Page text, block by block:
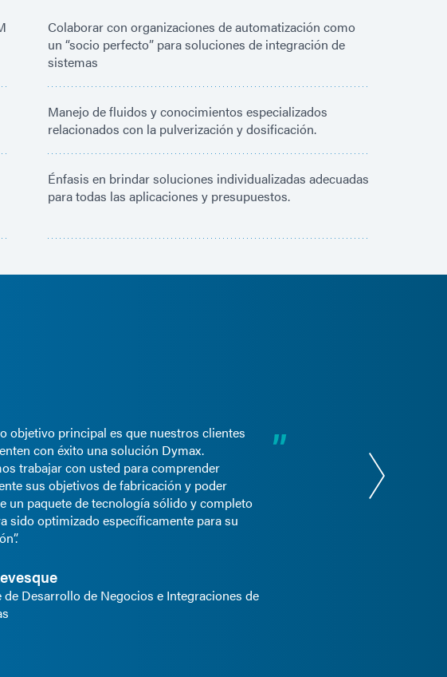
Colaborar con organizaciones de automatización como
un “socio perfecto” para soluciones de integración de
sistemas
Manejo de fluidos y conocimientos especializados
relacionados con la pulverización y dosificación.
Énfasis en brindar soluciones individualizadas adecuadas
para todas las aplicaciones y presupuestos.
objetivo principal es que nuestros clientes
con éxito una solución Dymax.
trabajar con usted para comprender
sus objetivos de fabricación y poder
un paquete de tecnología sólido y completo
sido optimizado específicamente para su
de Desarrollo de Negocios e Integraciones de